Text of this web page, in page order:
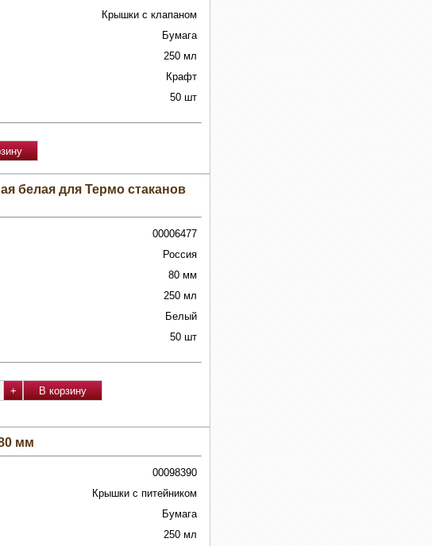
Крышки с клапаном
Бумага
250 мл
Крафт
50 шт
белая для Термо стаканов
00006477
Россия
80 мм
250 мл
Белый
50 шт
мм
00098390
Крышки с питейником
Бумага
250 мл